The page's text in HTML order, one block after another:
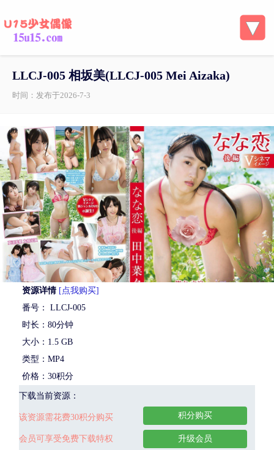
LLCJ-005 相坂美(LLCJ-005 Mei Aizaka)
时间：发布于2026-7-3
资源详情 [点我购买]
番号： LLCJ-005
时长：80分钟
大小：1.5 GB
类型：MP4
价格：30积分
下载当前资源：
该资源需花费30积分购买
会员可享受免费下载特权
积分购买
升级会员